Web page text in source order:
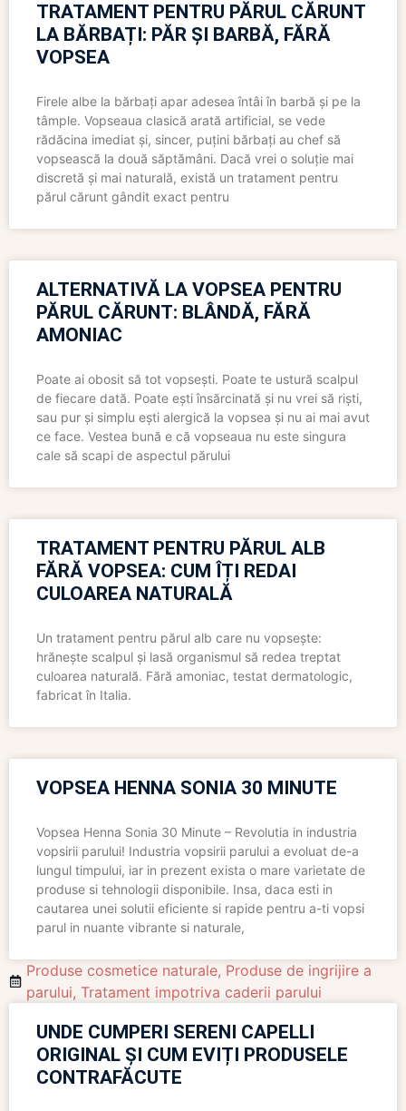
TRATAMENT PENTRU PĂRUL CĂRUNT
LA BĂRBAȚI: PĂR ȘI BARBĂ, FĂRĂ
VOPSEA
Firele albe la bărbați apar adesea întâi în barbă și pe la
tâmple. Vopseaua clasică arată artificial, se vede
rădăcina imediat și, sincer, puțini bărbați au chef să
vopsească la două săptămâni. Dacă vrei o soluție mai
discretă și mai naturală, există un tratament pentru
părul cărunt gândit exact pentru
ALTERNATIVĂ LA VOPSEA PENTRU
PĂRUL CĂRUNT: BLÂNDĂ, FĂRĂ
AMONIAC
Poate ai obosit să tot vopsești. Poate te ustură scalpul
de fiecare dată. Poate ești însărcinată și nu vrei să riști,
sau pur și simplu ești alergică la vopsea și nu ai mai avut
ce face. Vestea bună e că vopseaua nu este singura
cale să scapi de aspectul părului
TRATAMENT PENTRU PĂRUL ALB
FĂRĂ VOPSEA: CUM ÎȚI REDAI
CULOAREA NATURALĂ
Un tratament pentru părul alb care nu vopsește:
hrănește scalpul și lasă organismul să redea treptat
culoarea naturală. Fără amoniac, testat dermatologic,
fabricat în Italia.
VOPSEA HENNA SONIA 30 MINUTE
Vopsea Henna Sonia 30 Minute – Revolutia in industria
vopsirii parului! Industria vopsirii parului a evoluat de-a
lungul timpului, iar in prezent exista o mare varietate de
produse si tehnologii disponibile. Insa, daca esti in
cautarea unei solutii eficiente si rapide pentru a-ti vopsi
parul in nuante vibrante si naturale,
Produse cosmetice naturale, Produse de ingrijire a
parului, Tratament impotriva caderii parului
UNDE CUMPERI SERENI CAPELLI
ORIGINAL ȘI CUM EVIȚI PRODUSELE
CONTRAFĂCUTE